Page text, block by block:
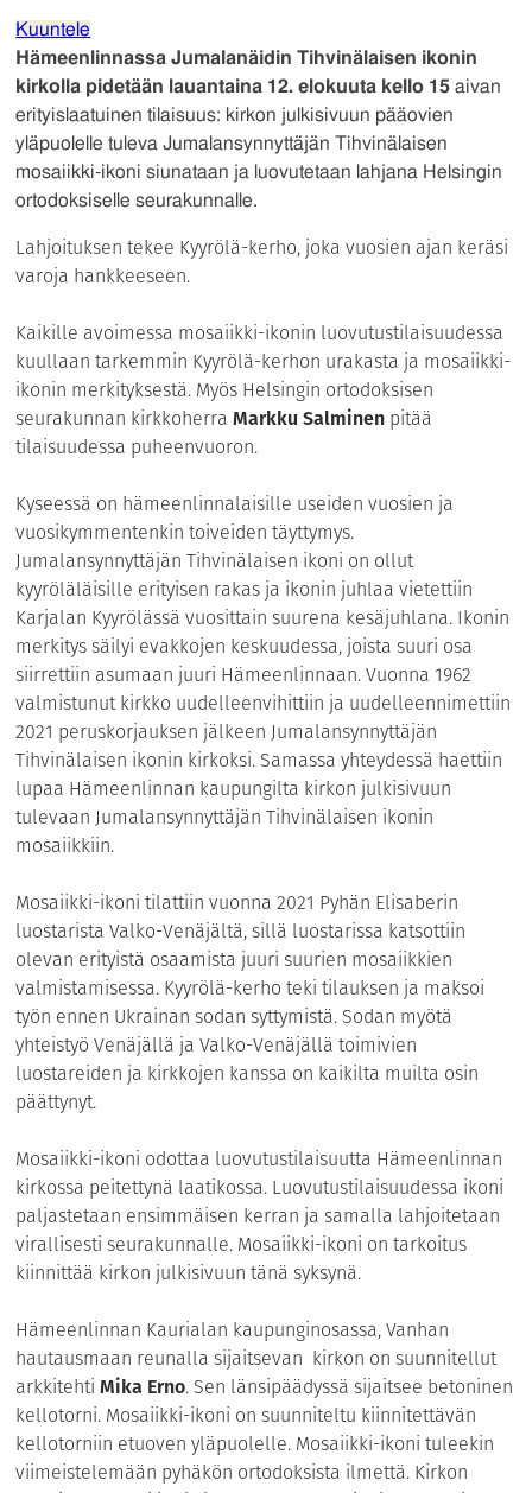
Kuuntele
Hämeenlinnassa Jumalanäidin Tihvinälaisen ikonin
kirkolla pidetään lauantaina 12. elokuuta kello 15aivan
erityislaatuinen tilaisuus: kirkon julkisivuun pääovien
yläpuolelle tuleva Jumalansynnyttäjän Tihvinälaisen
mosaiikki-ikoni siunataan ja luovutetaan lahjana Helsingin
ortodoksiselle seurakunnalle.
Lahjoituksen tekee Kyyrölä-kerho, joka vuosien ajan keräsi
varoja hankkeeseen.
Kaikille avoimessa mosaiikki-ikonin luovutustilaisuudessa
kuullaan tarkemmin Kyyrölä-kerhon urakasta ja mosaiikki-
ikonin merkityksestä. Myös Helsingin ortodoksisen
seurakunnan kirkkoherraMarkku Salminen pitää
tilaisuudessa puheenvuoron.
Kyseessä on hämeenlinnalaisille useiden vuosien ja
vuosikymmentenkin toiveiden täyttymys.
Jumalansynnyttäjän Tihvinälaisen ikoni on ollut
kyyröläläisille erityisen rakas ja ikonin juhlaa vietettiin
Karjalan Kyyrölässä vuosittain suurena kesäjuhlana. Ikonin
merkitys säilyi evakkojen keskuudessa, joista suuri osa
siirrettiin asumaan juuri Hämeenlinnaan. Vuonna 1962
valmistunut kirkko uudelleenvihittiin ja uudelleennimettiin
2021 peruskorjauksen jälkeen Jumalansynnyttäjän
Tihvinälaisen ikonin kirkoksi. Samassa yhteydessä haettiin
lupaa Hämeenlinnan kaupungilta kirkon julkisivuun
tulevaan Jumalansynnyttäjän Tihvinälaisen ikonin
mosaiikkiin.
Mosaiikki-ikoni tilattiin vuonna 2021 Pyhän Elisaberin
luostarista Valko-Venäjältä, sillä luostarissa katsottiin
olevan erityistä osaamista juuri suurien mosaiikkien
valmistamisessa. Kyyrölä-kerho teki tilauksen ja maksoi
työn ennen Ukrainan sodan syttymistä. Sodan myötä
yhteistyö Venäjällä ja Valko-Venäjällä toimivien
luostareiden ja kirkkojen kanssa on kaikilta muilta osin
päättynyt.
Mosaiikki-ikoni odottaa luovutustilaisuutta Hämeenlinnan
kirkossa peitettynä laatikossa. Luovutustilaisuudessa ikoni
paljastetaan ensimmäisen kerran ja samalla lahjoitetaan
virallisesti seurakunnalle. Mosaiikki-ikoni on tarkoitus
kiinnittää kirkon julkisivuun tänä syksynä.
Hämeenlinnan Kaurialan kaupunginosassa, Vanhan
hautausmaan reunalla sijaitsevan kirkon on suunnitellut
arkkitehtiMika Erno. Sen länsipäädyssä sijaitsee betoninen
kellotorni. Mosaiikki-ikoni on suunniteltu kiinnitettävän
kellotorniin etuoven yläpuolelle. Mosaiikki-ikoni tuleekin
viimeistelemään pyhäkön ortodoksista ilmettä. Kirkon